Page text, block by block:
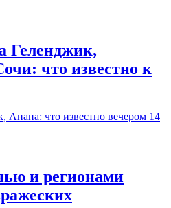
Геленджик,
что известно к
и регионами